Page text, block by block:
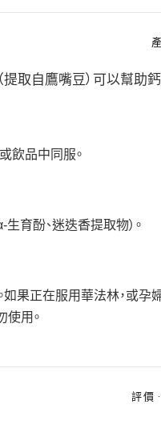
取自鷹嘴豆）可以幫助
飲品中同服。
育酚、迷迭香提取物）。
果正在服用華法林，或孕
使用。
評價